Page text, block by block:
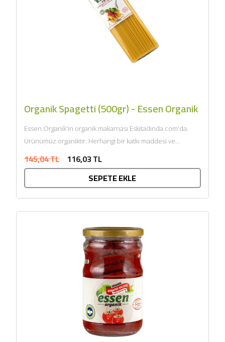
Organik Spagetti (500gr) - Essen Organik
Essen Organik'in organik makarnası Eskitadında.com'da.
Ürünümüz organiktir. Herhangi bir katkı maddesi ve
ECOCERT tarafından sertifikalandı......
145,04 TL 116,03 TL
SEPETE EKLE